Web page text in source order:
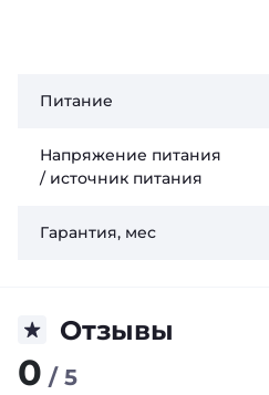
Питание
Напряжение питания
/ источник питания
Гарантия, мес
Отзывы
0 / 5